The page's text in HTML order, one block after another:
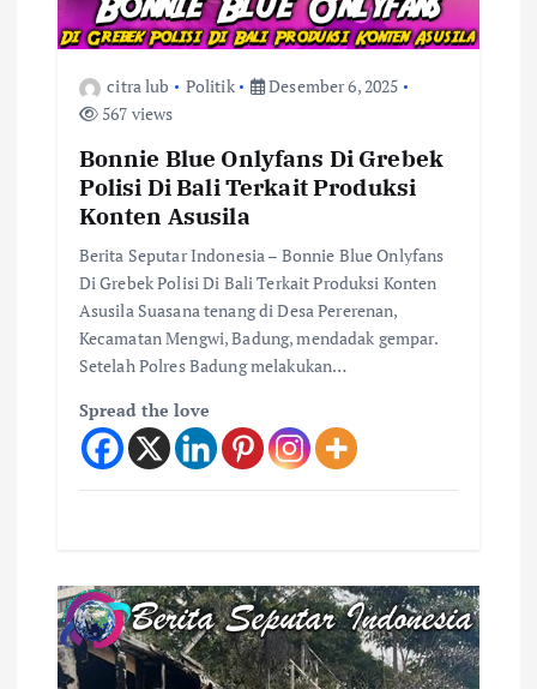
citra lub Politik
Desember 6, 2025
567 views
Bonnie Blue Onlyfans Di Grebek
Polisi Di Bali Terkait Produksi
Konten Asusila
Berita Seputar Indonesia – Bonnie Blue Onlyfans
Di Grebek Polisi Di Bali Terkait Produksi Konten
Asusila Suasana tenang di Desa Pererenan,
Kecamatan Mengwi, Badung, mendadak gempar.
Setelah Polres Badung melakukan…
Spread the love